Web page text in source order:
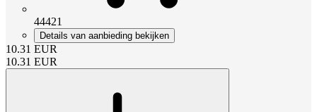
44421
Details van aanbieding bekijken
10.31 EUR
10.31 EUR